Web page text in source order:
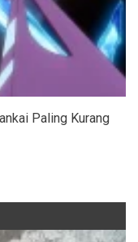
Paling Kurang